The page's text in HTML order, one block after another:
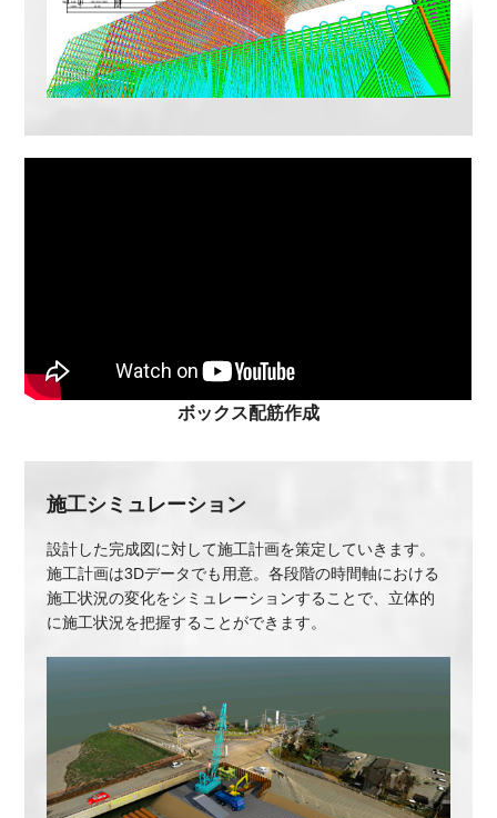
ボックス配筋作成
施工シミュレーション
設計した完成図に対して施工計画を策定していきます。
施工計画は3Dデータでも用意。各段階の時間軸における
施工状況の変化をシミュレーションすることで、立体的
に施工状況を把握することができます。